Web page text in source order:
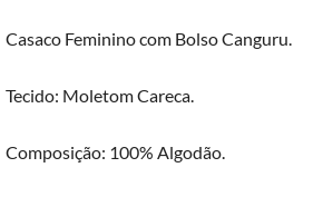
Casaco Feminino com Bolso Canguru.
Tecido: Moletom Careca.
Composição: 100% Algodão.